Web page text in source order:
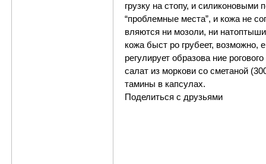
груз­ку на сто­пу, и
“про­б­лем­ные ме­с­та”, и ко­жа не
в­ля­ют­ся ни мо­зо­ли, ни
ко­жа бы­ст­ ро гру­бе­ет, воз­мож­но,
ре­гу­ли­ру­ет об­ра­зо­ва­ ние
са­лат из мор­ко­ви со сме­та­ной
та­ми­ны в кап­су­лах.
Поделиться с друзьями